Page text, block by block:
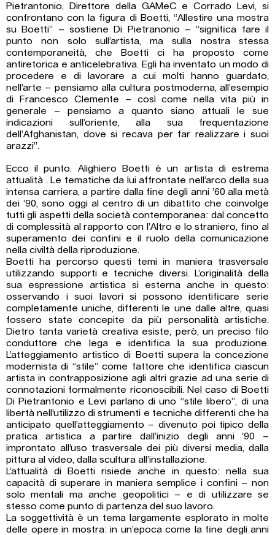
Pietrantonio, Direttore della GAMeC e Corrado Levi, si
confrontano con la figura di Boetti, “Allestire una mostra
su Boetti” – sostiene Di Pietranonio – “significa fare il
punto non solo sull’artista, ma sulla nostra stessa
contemporaneità, che Boetti ci ha proposto come
antiretorica e anticelebrativa. Egli ha inventato un modo di
procedere e di lavorare a cui molti hanno guardato,
nell’arte – pensiamo alla cultura postmoderna, all’esempio
di Francesco Clemente – così come nella vita più in
generale – pensiamo a quanto siano attuali le sue
indicazioni sull’oriente, alla sua frequentazione
dell’Afghanistan, dove si recava per far realizzare i suoi
arazzi”.
Ecco il punto. Alighiero Boetti è un artista di estrema
attualità . Le tematiche da lui affrontate nell’arco della sua
intensa carriera, a partire dalla fine degli anni ’60 alla metà
dei ’90, sono oggi al centro di un dibattito che coinvolge
tutti gli aspetti della società contemporanea: dal concetto
di complessità al rapporto con l’Altro e lo straniero, fino al
superamento dei confini e il ruolo della comunicazione
nella civiltà della riproduzione.
Boetti ha percorso questi temi in maniera trasversale
utilizzando supporti e tecniche diversi. L’originalità della
sua espressione artistica si esterna anche in questo:
osservando i suoi lavori si possono identificare serie
completamente uniche, differenti le une dalle altre, quasi
fossero state concepite da più personalità artistiche.
Dietro tanta varietà creativa esiste, però, un preciso filo
conduttore che lega e identifica la sua produzione.
L’atteggiamento artistico di Boetti supera la concezione
modernista di “stile” come fattore che identifica ciascun
artista in contrapposizione agli altri grazie ad una serie di
connotazioni formalmente riconoscibili. Nel caso di Boetti
Di Pietrantonio e Levi parlano di uno “stile libero”, di una
libertà nell’utilizzo di strumenti e tecniche differenti che ha
anticipato quell’atteggiamento – divenuto poi tipico della
pratica artistica a partire dall’inizio degli anni ’90 –
improntato all’uso trasversale dei più diversi media, dalla
pittura al video, dalla scultura all’installazione.
L’attualità di Boetti risiede anche in questo: nella sua
capacità di superare in maniera semplice i confini – non
solo mentali ma anche geopolitici – e di utilizzare se
stesso come punto di partenza del suo lavoro.
La soggettività è un tema largamente esplorato in molte
delle opere in mostra: in un’epoca come la fine degli anni